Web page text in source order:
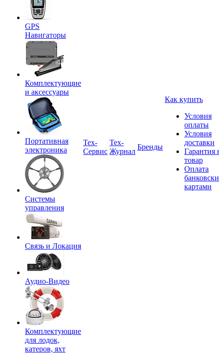
GPS
Навигаторы
Комплектующие
и аксессуары
Портативная
электроника
Системы
управления
Связь и Локация
Аудио-Видео
Комплектующие
для лодок,
катеров, яхт
Tex-
Сервис
Тех-
Журнал
Бренды
Как купить
Условия
оплаты
Условия
доставки
Гарантия
товар
Оплата
картами